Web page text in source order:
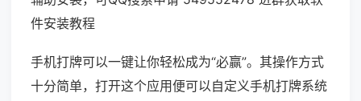
件安装教程
手机打牌可以一键让你轻松成为“必赢”。其操作方式
十分简单，打开这个应用便可以自定义手机打牌系统